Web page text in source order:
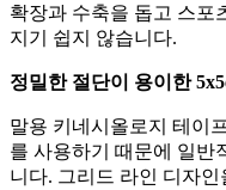
확장과 수축을 돕고 스포
지기 쉽지 않습니다.
정밀한 절단이 용이한
말용 키네시올로지 테이
를 사용하기 때문에 일반
니다. 그리드 라인 디자